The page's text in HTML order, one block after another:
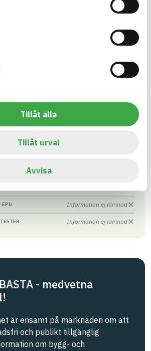
Tillåt alla
Tillåt urval
Avvisa
(QA4)
för nedgrävda ledningar,
ledningar
Grön Infra Sverige AB
VARUMÄRKE
Grön Infra
741787
EPD Information ej lämnad
Information ej lämnad
- medvetna
är ensamt på marknaden om att
och publikt tillgänglig
om bygg- och